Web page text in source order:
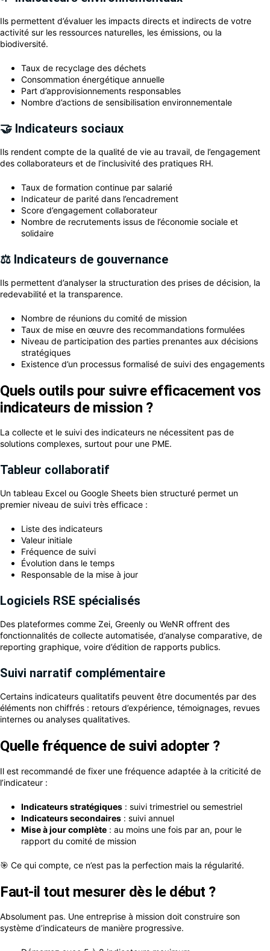
Ils permettent d’évaluer les impacts directs et indirects de votre
activité sur les ressources naturelles, les émissions, ou la
biodiversité.
Taux de recyclage des déchets
Consommation énergétique annuelle
Part d’approvisionnements responsables
Nombre d’actions de sensibilisation environnementale
🤝 Indicateurs sociaux
Ils rendent compte de la qualité de vie au travail, de l’engagement
des collaborateurs et de l’inclusivité des pratiques RH.
Taux de formation continue par salarié
Indicateur de parité dans l’encadrement
Score d’engagement collaborateur
Nombre de recrutements issus de l’économie sociale et
solidaire
⚖️ Indicateurs de gouvernance
Ils permettent d’analyser la structuration des prises de décision, la
redevabilité et la transparence.
Nombre de réunions du comité de mission
Taux de mise en œuvre des recommandations formulées
Niveau de participation des parties prenantes aux décisions
stratégiques
Existence d’un processus formalisé de suivi des engagements
Quels outils pour suivre efficacement vos
indicateurs de mission ?
La collecte et le suivi des indicateurs ne nécessitent pas de
solutions complexes, surtout pour une PME.
Tableur collaboratif
Un tableau Excel ou Google Sheets bien structuré permet un
premier niveau de suivi très efficace :
Liste des indicateurs
Valeur initiale
Fréquence de suivi
Évolution dans le temps
Responsable de la mise à jour
Logiciels RSE spécialisés
Des plateformes comme Zei, Greenly ou WeNR offrent des
fonctionnalités de collecte automatisée, d’analyse comparative, de
reporting graphique, voire d’édition de rapports publics.
Suivi narratif complémentaire
Certains indicateurs qualitatifs peuvent être documentés par des
éléments non chiffrés : retours d’expérience, témoignages, revues
internes ou analyses qualitatives.
Quelle fréquence de suivi adopter ?
Il est recommandé de fixer une fréquence adaptée à la criticité de
l’indicateur :
Indicateurs stratégiques : suivi trimestriel ou semestriel
Indicateurs secondaires : suivi annuel
Mise à jour complète : au moins une fois par an, pour le
rapport du comité de mission
🎯 Ce qui compte, ce n’est pas la perfection mais la régularité.
Faut-il tout mesurer dès le début ?
Absolument pas. Une entreprise à mission doit construire son
système d’indicateurs de manière progressive.